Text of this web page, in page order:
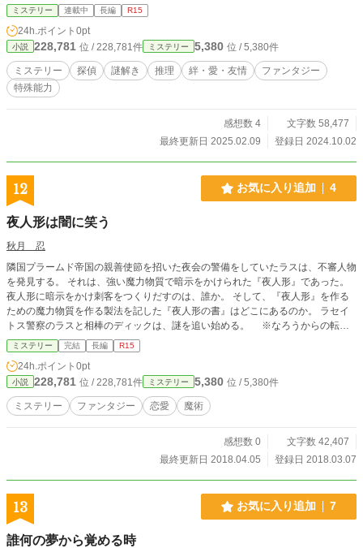
ミステリー 連載中 長編 R15
24h.ポイント 0pt
小説 228,781 位 / 228,781件 ミステリー 5,380 位 / 5,380件
ミステリー 探偵 謎解き 推理 絆・愛・友情
ファンタジー
特殊能力
感想数 4
文字数 58,477
最終更新日 2025.02.09
登録日 2024.10.02
12 お気に入り追加 4
夜人形は闇に笑う
秋月 忍
隣国プラームド帝国の親善使節を招いた夜会の警備をしていたラスは、不審人物
を発見する。 それは、強い魔力物質で暗示をかけられた『夜人形』であった。
夜人形に暗示をかけ刺客をつくりだすのは、誰か。 そして、『夜人形』を作る
ための魔力物質を作る製法を記した『夜人形の書』はどこにあるのか。 ラセイ
トス警察のラスと相棒のディックは、謎を追い始める。 ※なろうからの転載
です。カクヨムにも連載しております。
ミステリー 完結 長編 R15
24h.ポイント 0pt
小説 228,781 位 / 228,781件 ミステリー 5,380 位 / 5,380件
ミステリー ファンタジー 恋愛 魔術
感想数 0
文字数 42,407
最終更新日 2018.04.05
登録日 2018.03.07
13 お気に入り追加 7
誰何の夢から覚める時